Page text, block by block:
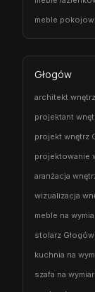
meble
Głogów
architekt
projektant
projekt wnętrz
projektowanie
aranżacja
wizualizacja
meble na
stolarz Głogów
kuchnia na
szafa na